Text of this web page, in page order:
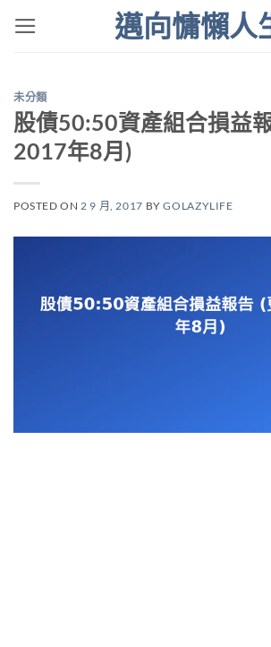
邁向慵懶人
未分類
股債50:50資產組合損益
2017年8月)
POSTED ON2 9 月, 2017 BYGOLAZYLIFE